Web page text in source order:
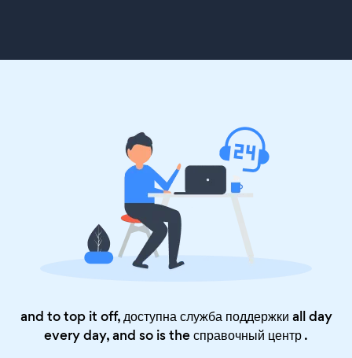
and to top it off, доступна служба поддержки all day
every day, and so is theсправочный центр.